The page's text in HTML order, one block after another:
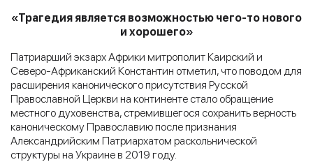
«Трагедия является возможностью чего-то нового
и хорошего»
Патриарший экзарх Африки митрополит Каирский и
Северо-Африканский Константин отметил, что поводом для
расширения канонического присутствия Русской
Православной Церкви на континенте стало обращение
местного духовенства, стремившегося сохранить верность
каноническому Православию после признания
Александрийским Патриархатом раскольнической
структуры на Украине в 2019 году.